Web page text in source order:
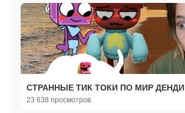
СТРАННЫЕ ТИК ТОКИ ПО МИР ДЕНДИ
23 638 просмотров